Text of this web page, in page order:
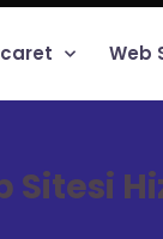
Web
Sitesi